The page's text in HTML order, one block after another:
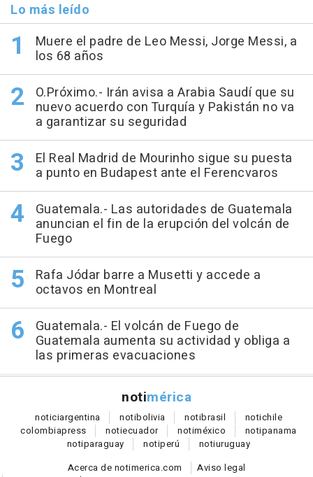
Lo más leído
Muere el padre de Leo Messi, Jorge Messi, a
los 68 años
O.Próximo.- Irán avisa a Arabia Saudí que su
nuevo acuerdo con Turquía y Pakistán no va
a garantizar su seguridad
El Real Madrid de Mourinho sigue su puesta
a punto en Budapest ante el Ferencvaros
Guatemala.- Las autoridades de Guatemala
anuncian el fin de la erupción del volcán de
Fuego
Rafa Jódar barre a Musetti y accede a
octavos en Montreal
Guatemala.- El volcán de Fuego de
Guatemala aumenta su actividad y obliga a
las primeras evacuaciones
notimérica
noticiargentina notibolivia notibrasil notichile
colombiapress notiecuador notiméxico notipanama
notiparaguay notiperú notiuruguay
Acerca de notimerica.com
Aviso legal